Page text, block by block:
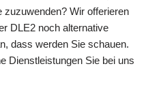
zuzuwenden? Wir offerieren
DLE2 noch alternative
dass werden Sie schauen.
Dienstleistungen Sie bei uns